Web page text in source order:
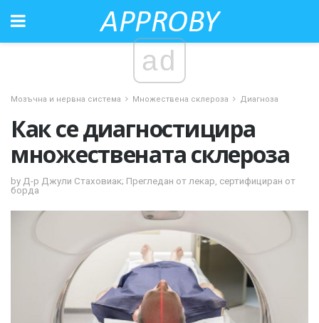
ad
Мозъчна и нервна система Множествена склероза Диагноза
Как се диагностицира
множествената склероза
by Д-р Джули Стаховиак; Прегледан от лекар, сертифициран от
борда